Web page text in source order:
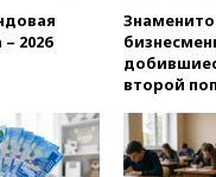
2026
второй